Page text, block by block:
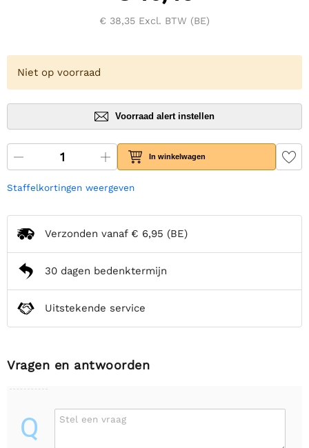
€ 38,35 Excl. BTW (BE)
Niet op voorraad
Voorraad alert instellen
In winkelwagen
Staffelkortingen weergeven
Verzonden vanaf € 6,95 (BE)
30 dagen bedenktermijn
Uitstekende service
Vragen en antwoorden
Q Stel een vraag